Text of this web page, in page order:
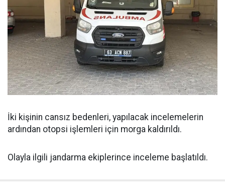
İki kişinin cansız bedenleri, yapılacak incelemelerin
ardından otopsi işlemleri için morga kaldırıldı.
Olayla ilgili jandarma ekiplerince inceleme başlatıldı.